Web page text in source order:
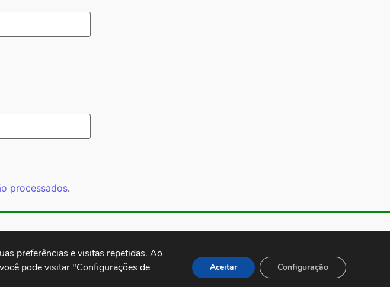
processados.
Paulo - SP - Brasil CEP: 01251-001
preferências e visitas repetidas. Ao
pode visitar "Configurações de
Aceitar Configuração